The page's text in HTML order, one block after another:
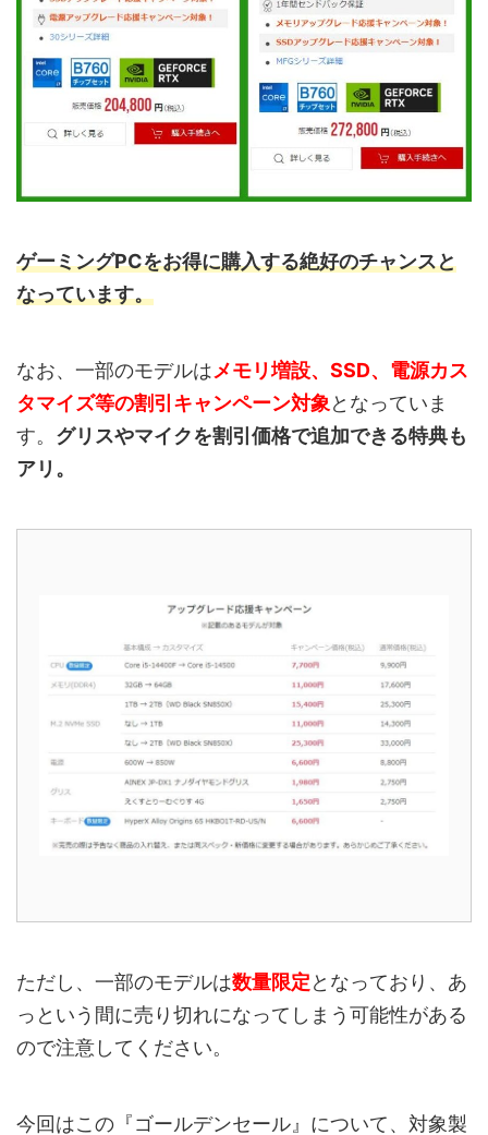
ゲーミングPCをお得に購入する絶好のチャンスと
なっています。
なお、一部のモデルはメモリ増設、SSD、電源カス
タマイズ等の割引キャンペーン対象となっていま
す。 グリスやマイクを割引価格で追加できる特典も
アリ。
ただし、一部のモデルは数量限定となっており、あ
っという間に売り切れになってしまう可能性がある
ので注意してください。
今回はこの『ゴールデンセール』について、対象製